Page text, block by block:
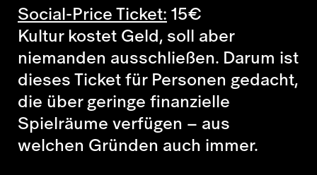
Social-Price Ticket:15€
Kultur kostet Geld, soll aber
niemanden ausschließen. Darum ist
dieses Ticket für Personen gedacht,
die über geringe finanzielle
Spielräume verfügen – aus
welchen Gründen auch immer.